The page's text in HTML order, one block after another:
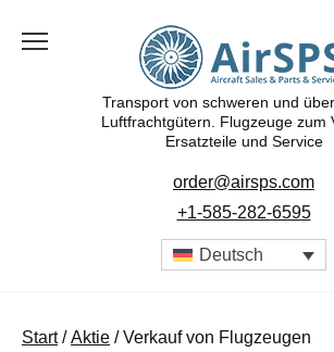
Inhalt
Transport von schweren und
Luftfrachtgütern. Flugzeuge zum
Ersatzteile und Service
order@airsps.com
+1-585-282-6595
Deutsch
Start/Aktie / Verkauf von Flugzeugen